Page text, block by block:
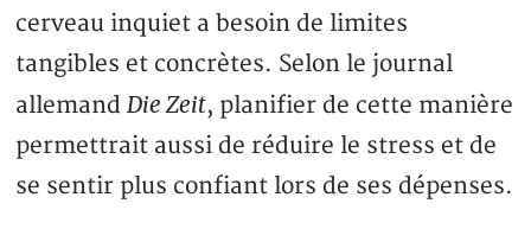
cerveau inquiet a besoin de limites
tangibles et concrètes. Selon le journal
allemandDie Zeit, planifier de cette manière
permettrait aussi de réduire le stress et de
se sentir plus confiant lors de ses dépenses.